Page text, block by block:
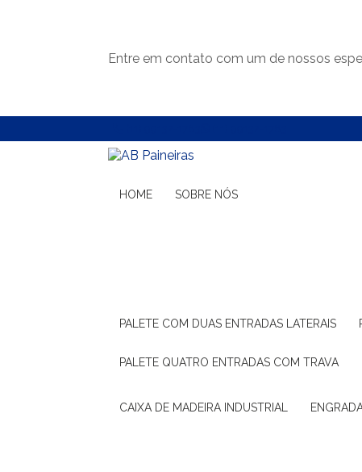
Entre em contato com um de nossos
HOME SOBRE NÓS
PALETE COM DUAS ENTRADAS LATERAIS
PALETE QUATRO ENTRADAS COM TRAVA
CAIXA DE MADEIRA INDUSTRIAL